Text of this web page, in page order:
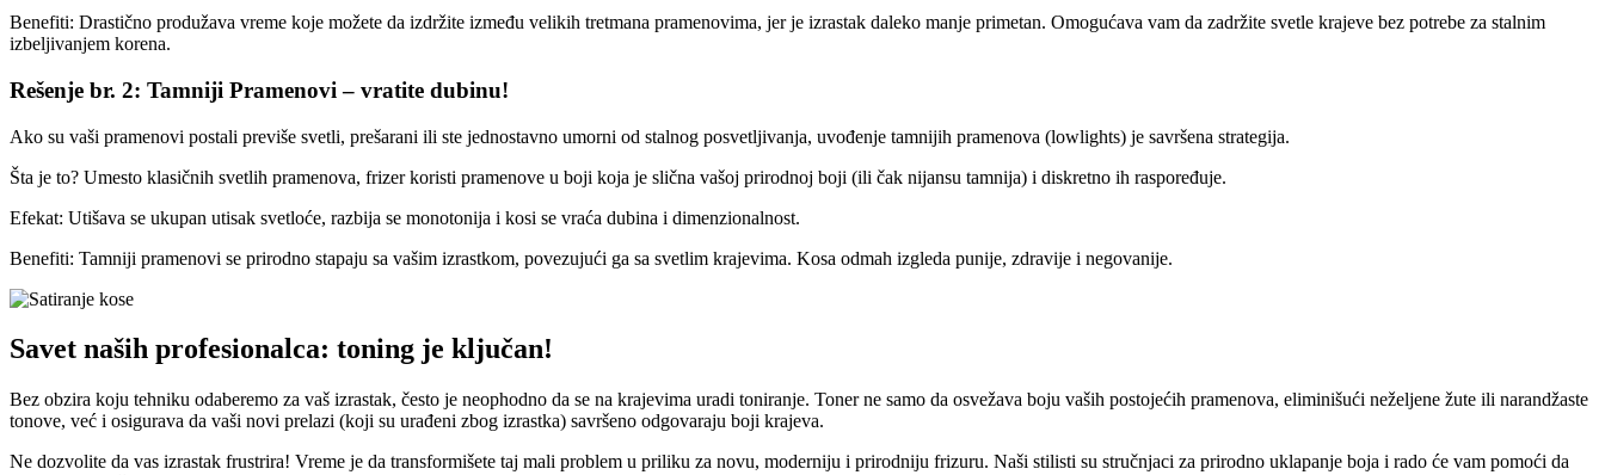
Benefiti: Drastično produžava vreme koje možete da izdržite između velikih tretmana pramenovima, jer je izrastak daleko manje primetan. Omogućava vam da zadržite svetle krajeve bez potrebe za stalnim
izbeljivanjem korena.
Rešenje br. 2: Tamniji Pramenovi – vratite dubinu!
Ako su vaši pramenovi postali previše svetli, prešarani ili ste jednostavno umorni od stalnog posvetljivanja, uvođenje tamnijih pramenova (lowlights) je savršena strategija.
Šta je to? Umesto klasičnih svetlih pramenova, frizer koristi pramenove u boji koja je slična vašoj prirodnoj boji (ili čak nijansu tamnija) i diskretno ih raspoređuje.
Efekat: Utišava se ukupan utisak svetloće, razbija se monotonija i kosi se vraća dubina i dimenzionalnost.
Benefiti: Tamniji pramenovi se prirodno stapaju sa vašim izrastkom, povezujući ga sa svetlim krajevima. Kosa odmah izgleda punije, zdravije i negovanije.
Savet naših profesionalca: toning je ključan!
Bez obzira koju tehniku odaberemo za vaš izrastak, često je neophodno da se na krajevima uradi toniranje. Toner ne samo da osvežava boju vaših postojećih pramenova, eliminišući neželjene žute ili narandžaste
tonove, već i osigurava da vaši novi prelazi (koji su urađeni zbog izrastka) savršeno odgovaraju boji krajeva.
Ne dozvolite da vas izrastak frustrira! Vreme je da transformišete taj mali problem u priliku za novu, moderniju i prirodniju frizuru. Naši stilisti su stručnjaci za prirodno uklapanje boja i rado će vam pomoći da